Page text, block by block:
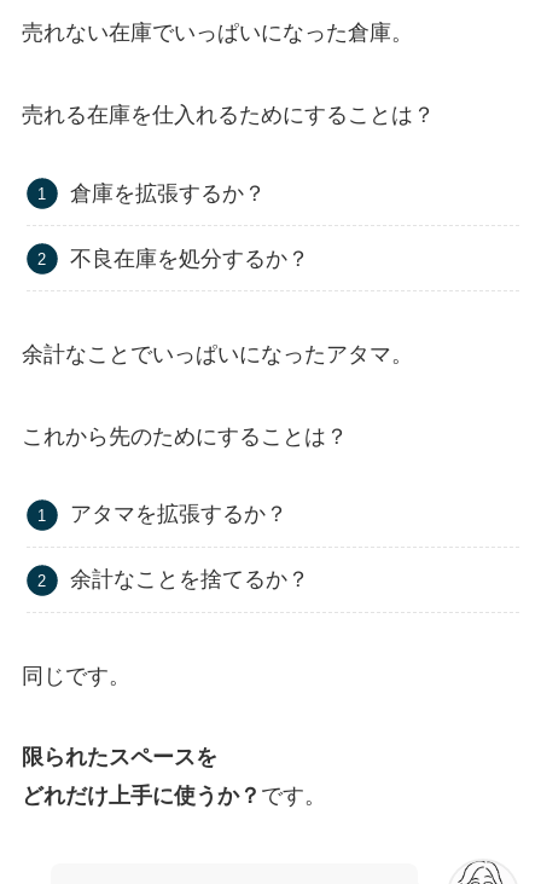
売れない在庫でいっぱいになった倉庫。
売れる在庫を仕入れるためにすることは？
倉庫を拡張するか？
不良在庫を処分するか？
余計なことでいっぱいになったアタマ。
これから先のためにすることは？
アタマを拡張するか？
余計なことを捨てるか？
同じです。
限られたスペースを
どれだけ上手に使うか？ です。